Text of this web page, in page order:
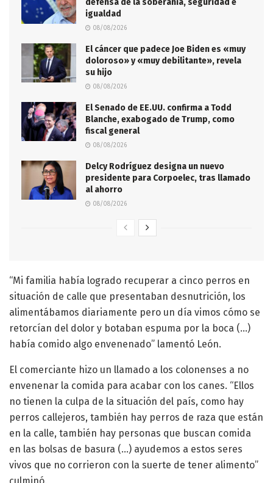
igualdad
08/08/2026
El cáncer que padece Joe Biden es «muy
doloroso» y «muy debilitante», revela
su hijo
08/08/2026
El Senado de EE.UU. confirma a Todd
Blanche, exabogado de Trump, como
fiscal general
08/08/2026
Delcy Rodríguez designa un nuevo
presidente para Corpoelec, tras llamado
al ahorro
08/08/2026
“Mi familia había logrado recuperar a cinco perros en
situación de calle que presentaban desnutrición, los
alimentábamos diariamente pero un día vimos cómo se
retorcían del dolor y botaban espuma por la boca (…)
había comido algo envenenado” lamentó León.
El comerciante hizo un llamado a los colonenses a no
envenenar la comida para acabar con los canes. “Ellos
no tienen la culpa de la situación del país, como hay
perros callejeros, también hay perros de raza que están
en la calle, también hay personas que buscan comida
en las bolsas de basura (…) ayudemos a estos seres
vivos que no corrieron con la suerte de tener alimento”